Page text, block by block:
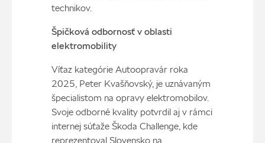
technikov.
Špičková odbornosť v oblasti
elektromobility
Víťaz kategórie Autoopravár roka
2025, Peter Kvašňovský, je uznávaným
špecialistom na opravy elektromobilov.
Svoje odborné kvality potvrdil aj v rámci
internej súťaže Škoda Challenge, kde
reprezentoval Slovensko na